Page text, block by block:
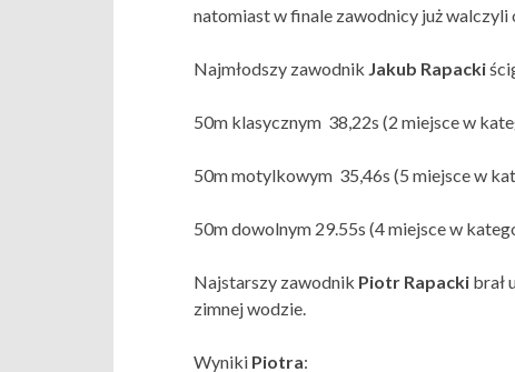
natomiast w finale zawodnicy już walczyli
Najmłodszy zawodnik Jakub Rapacki
50m klasycznym 38,22s (2 miejsce w
50m motylkowym 35,46s (5 miejsce w
50m dowolnym 29.55s (4 miejsce w
Najstarszy zawodnik Piotr Rapacki brał
zimnej wodzie.
Wyniki Piotra: